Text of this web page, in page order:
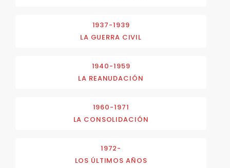
1937-1939
LA GUERRA CIVIL
1940-1959
LA REANUDACIÓN
1960-1971
LA CONSOLIDACIÓN
1972-
LOS ÚLTIMOS AÑOS